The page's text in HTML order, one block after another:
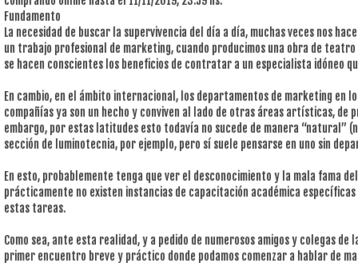
Fundamento
La necesidad de buscar la supervivencia del día a día, muchas veces nos
un trabajo profesional de marketing, cuando producimos una obra de teatro
se hacen conscientes los beneficios de contratar a un especialista idóneo
En cambio, en el ámbito internacional, los departamentos de marketing en
compañías ya son un hecho y conviven al lado de otras áreas artísticas, de
embargo, por estas latitudes esto todavía no sucede de manera “natural”
sección de luminotecnia, por ejemplo, pero sí suele pensarse en uno sin
En esto, probablemente tenga que ver el desconocimiento y la mala fama
prácticamente no existen instancias de capacitación académica
estas tareas.
Como sea, ante esta realidad, y a pedido de numerosos amigos y colegas de
primer encuentro breve y práctico donde podamos comenzar a hablar de